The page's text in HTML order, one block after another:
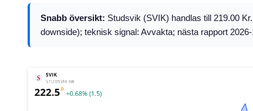
Snabb översikt: Studsvik (SVIK) handlas till 219.00
downside); teknisk signal: Avvakta; nästa rapport